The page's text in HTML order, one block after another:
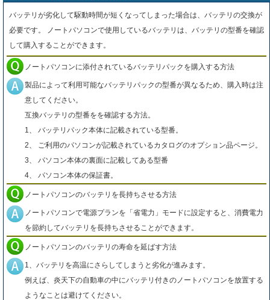
バッテリが劣化して駆動時間が短くなってしまった場合は、バッテリの交換が
必要です。 ノートパソコンで使用しているバッテリは、バッテリの型番を確認
して購入することができます。
ノートパソコンに添付されているバッテリパックを購入する方法
製品によって利用可能なバッテリパックの型番が異なるため、購入時は注
意してください。
互換バッテリの型番をを確認する方法。
1、 バッテリパック本体に記載されている型番。
2、 ご利用のパソコンが記載されているカタログのオプション品ページ。
3、 パソコン本体の裏面に記載してある型番
4、 パソコン本体の保証書。
ノートパソコンのバッテリを長持ちさせる方法
ノートパソコンで電源プランを「省電力」モードに設定すると、消費電力
を節約してバッテリを長持ちさせることができます。
ノートパソコンのバッテリの寿命を延ばす方法
1、バッテリを高温にさらしてしまうと劣化が進みます。
例えば、炎天下の自動車の中にバッテリ付きのノートパソコンを放置する
ようなことは避けてください。